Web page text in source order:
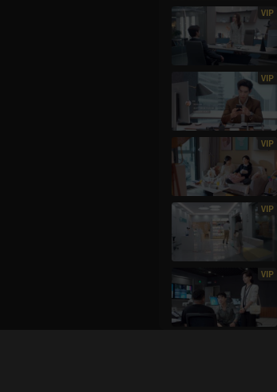
VIP
VIP
VIP
VIP
VIP